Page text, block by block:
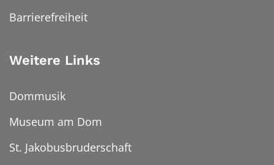
Barrierefreiheit
Weitere Links
Dommusik
Museum am Dom
St. Jakobusbruderschaft